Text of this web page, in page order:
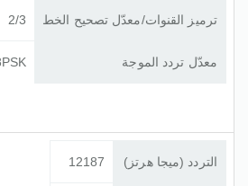
ترميز القنوات/معدّل تصحيح الخط 2/3
معدّل تردد الموجة
التردد (ميجا هرتز) 12187